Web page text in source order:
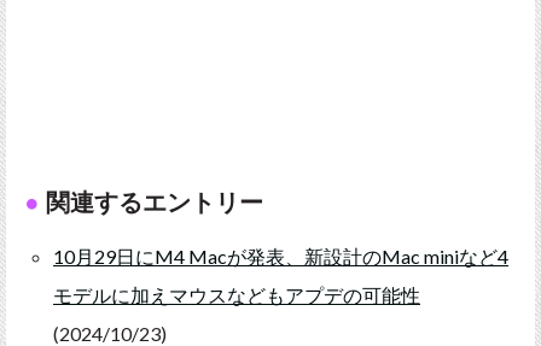
関連するエントリー
10月29日にM4 Macが発表、新設計のMac miniなど4
モデルに加えマウスなどもアプデの可能性
(2024/10/23)